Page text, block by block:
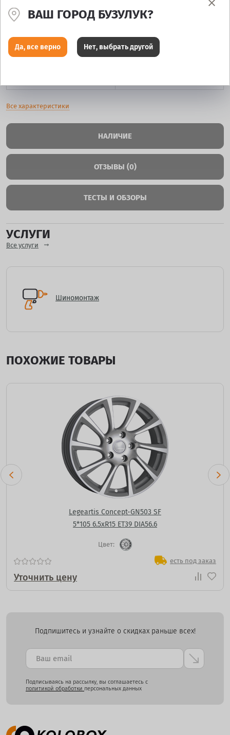
Диаметр 15
Ширина
Все характеристики
НАЛИЧИЕ
ОТЗЫВЫ (0)
ТЕСТЫ И ОБЗОРЫ
УСЛУГИ
Все услуги
Шиномонтаж
ПОХОЖИЕ ТОВАРЫ
Legeartis Concept-GN503 SF
5*105 6.5xR15 ET39 DIA56.6
Цвет:
есть под заказ
Уточнить цену
Подпишитесь и узнайте о скидках раньше всех!
Подписываясь на рассылку, вы соглашаетесь с
политикой обработки персональных данных
ВАШ ГОРОД БУЗУЛУК?
Да, все верно Нет, выбрать другой